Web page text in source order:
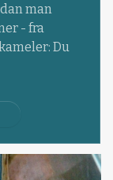
man
- fra
Du